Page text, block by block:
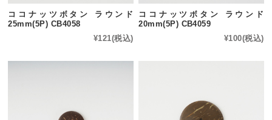
ココナッツボタン ラウンド
25mm(5P) CB4058
¥121(税込)
ココナッツボタン ラウンド
20mm(5P) CB4059
¥100(税込)